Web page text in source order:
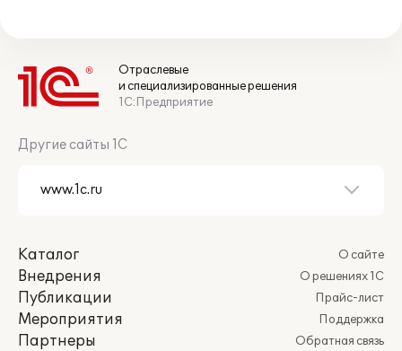
Отраслевые
и специализированные решения
1С:Предприятие
Другие сайты 1С
Каталог
Внедрения
Публикации
Мероприятия
Партнеры
О сайте
О решениях 1С
Прайс-лист
Поддержка
Обратная связь